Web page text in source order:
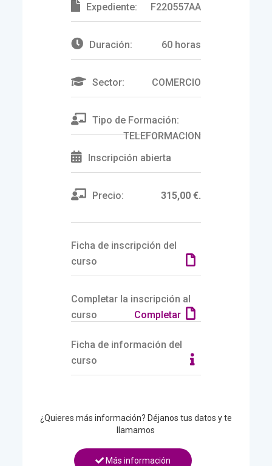
Expediente: F220557AA
Duración: 60 horas
Sector: COMERCIO
Tipo de Formación:
TELEFORMACION
Inscripción abierta
Precio: 315,00 €.
Ficha de inscripción del
curso
Completar la inscripción al
curso
Completar
Ficha de información del
curso
¿Quieres más información? Déjanos tus datos y te
llamamos
Más información